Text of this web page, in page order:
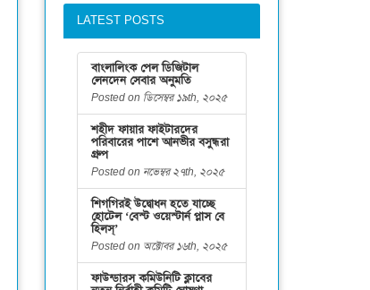
LATEST POSTS
বাংলালিংক পেল ডিজিটাল
লেনদেন সেবার অনুমতি
Posted on ডিসেম্বর ১৯th, ২০২৫
শহীদ ফায়ার ফাইটারদের
পরিবারের পাশে আনভীর বসুন্ধরা
গ্রুপ
Posted on নভেম্বর ২৭th, ২০২৫
শিগগিরই উদ্বোধন হতে যাচ্ছে
হোটেল ‘বেস্ট ওয়েস্টার্ন প্লাস বে
হিলস্’
Posted on অক্টোবর ১৬th, ২০২৫
ফাউন্ডারস কমিউনিটি ক্লাবের